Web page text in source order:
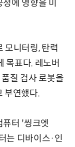
에 영향을 미
모니터링, 탄력
목표다. 레노버
질 검사 로봇을
부연했다.
퓨터 '씽크엣
는 디바이스·인